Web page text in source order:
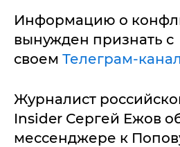
Информацию о
вынужден признать с
своем Телеграм-
Журналист
Insider Сергей Ежов
мессенджере к